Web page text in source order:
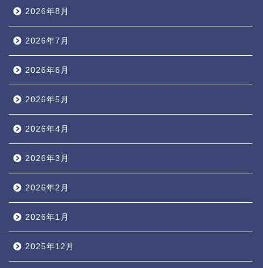
2026年8月
2026年7月
2026年6月
2026年5月
2026年4月
2026年3月
2026年2月
2026年1月
2025年12月